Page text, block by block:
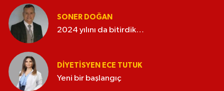
SONER DOĞAN
2024 yılını da bitirdik…
DIYETISYEN ECE TUTUK
Yeni bir başlangıç